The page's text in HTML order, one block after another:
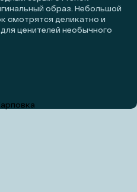
образ. Небольшой
смотрятся деликатно и
ценителей необычного